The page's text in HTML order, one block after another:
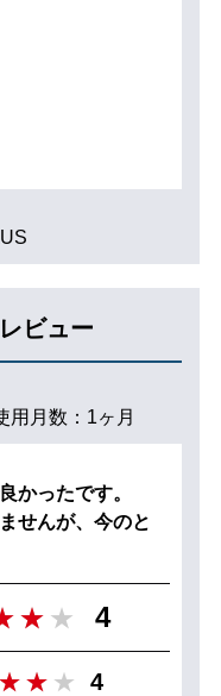
ビュー
用月数： 1ヶ月
かったです。
せんが、今のと
4
4